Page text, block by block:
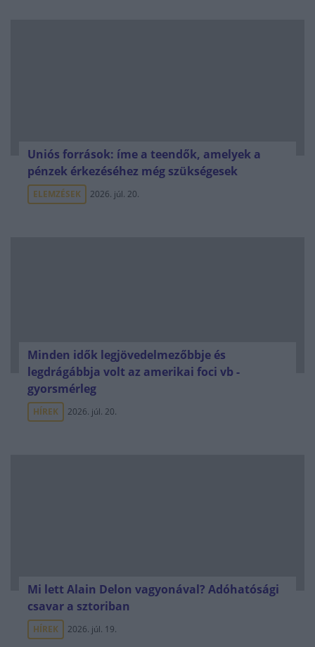
Uniós források: íme a teendők, amelyek a
pénzek érkezéséhez még szükségesek
ELEMZÉSEK 2026. júl. 20.
Minden idők legjövedelmezőbbje és
legdrágábbja volt az amerikai foci vb -
gyorsmérleg
HÍREK 2026. júl. 20.
Mi lett Alain Delon vagyonával? Adóhatósági
csavar a sztoriban
HÍREK 2026. júl. 19.